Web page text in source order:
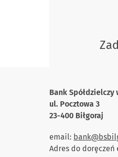
Bank Spółdzielczy
ul. Pocztowa 3
23-400 Biłgoraj
email:
Adres do doręczeń